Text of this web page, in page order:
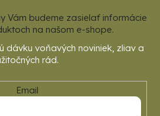
Vám budeme zasielať informácie
na našom e-shope.
Email